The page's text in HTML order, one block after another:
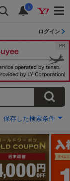
i
ログイン
保存した検索条件